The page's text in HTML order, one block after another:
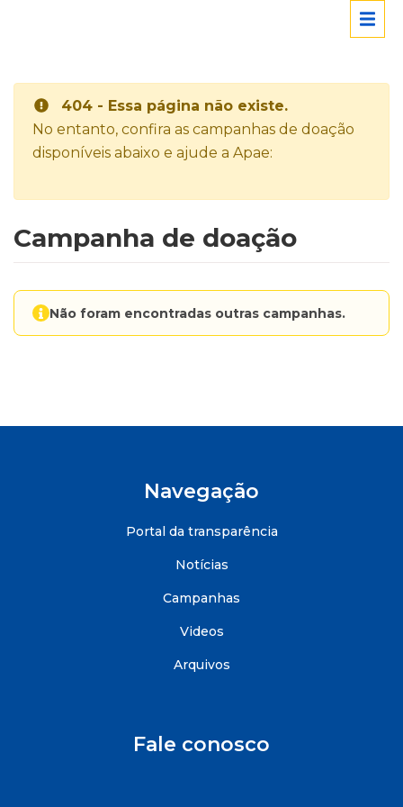
404 - Essa página não existe.
No entanto, confira as campanhas de doação
disponíveis abaixo e ajude a Apae:
Campanha de doação
Não foram encontradas outras campanhas.
Navegação
Portal da transparência
Notícias
Campanhas
Videos
Arquivos
Fale conosco